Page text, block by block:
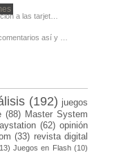
a las tarjet…
así y …
(192) juegos
(88) Master System
(62) opinión
(33) revista digital
Juegos en Flash (10)